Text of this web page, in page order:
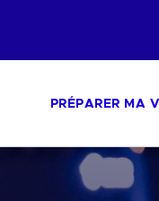
PRÉPARER MA